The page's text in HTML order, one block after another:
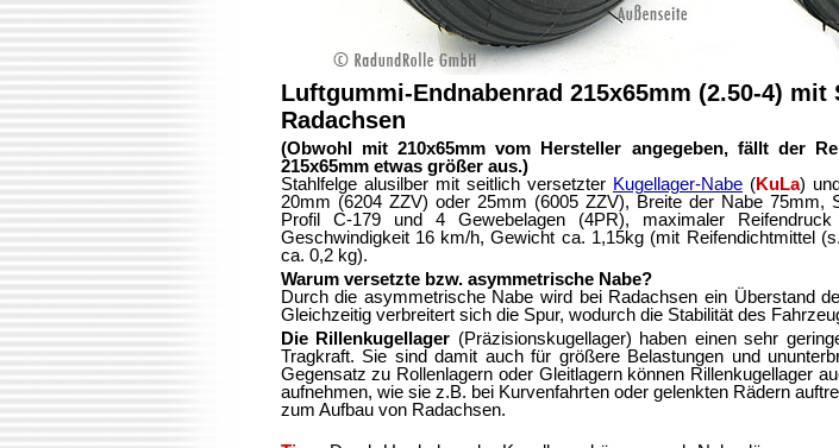
Luftgummi-Endnabenrad 215x65mm (2.50-4)
Radachsen
(Obwohl mit 210x65mm vom Hersteller angegeben, fällt der
215x65mm etwas größer aus.)
Stahlfelge alusilber mit seitlich versetzter Kugellager-Nabe(KuLa)
20mm (6204 ZZV) oder 25mm (6005 ZZV), Breite der Nabe 75mm,
Profil C-179 und 4 Gewebelagen (4PR), maximaler
Geschwindigkeit 16 km/h, Gewicht ca. 1,15kg (mit Reifendichtmittel
ca. 0,2 kg).
Warum versetzte bzw. asymmetrische Nabe?
Durch die asymmetrische Nabe wird bei Radachsen ein Überstand
Gleichzeitig verbreitert sich die Spur, wodurch die Stabilität des
Die Rillenkugellager (Präzisionskugellager) haben einen sehr
Tragkraft. Sie sind damit auch für größere Belastungen und
Gegensatz zu Rollenlagern oder Gleitlagern können Rillenkugellager
aufnehmen, wie sie z.B. bei Kurvenfahrten oder gelenkten Rädern
zum Aufbau von Radachsen.